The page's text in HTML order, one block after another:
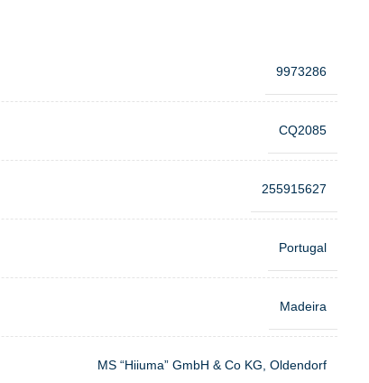
9973286
CQ2085
255915627
Portugal
Madeira
MS “Hiiuma” GmbH & Co KG, Oldendorf